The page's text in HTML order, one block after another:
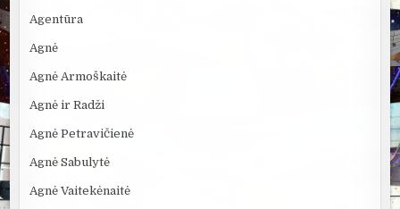
Agentūra
Agnė
Agnė Armoškaitė
Agnė ir Radži
Agnė Petravičienė
Agnė Sabulytė
Agnė Vaitekėnaitė